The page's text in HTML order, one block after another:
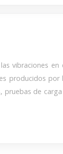
vibraciones en
producidos por
pruebas de